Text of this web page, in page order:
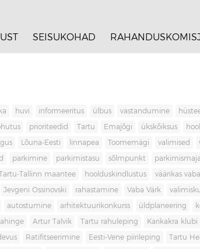
SEISUKOHAD
huvi informeeritus ülbus vastandumine
prioriteedid Tartu Emajõgi ükskõiksus
Lõuna-Eesti linnapea Toomemägi valimised
parkimine parkimistasu sõlmpunkt parkimismaja
Tallinn maantee hoolduskindlustus väärikas
Jevgeni Ossinovski rahastamine Vaba Värk
autostumine arhitektuurikonkurss üldplaneering
Artur Talvik Tartu rahuleping Karikakra klubi
Ratifitseerimine Eesti-Vene piirileping Tartu